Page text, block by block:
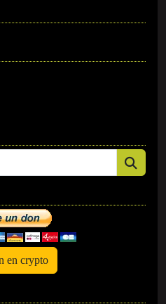
en crypto